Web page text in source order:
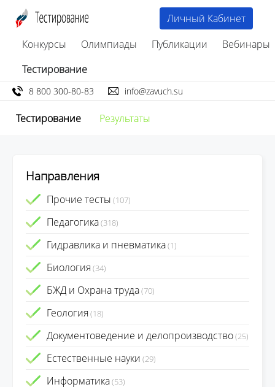
Конкурсы Олимпиады Публикации
Вебинары
Тестирование
Личный Кабинет
8 800 300-80-83 info@zavuch.su
Тестирование Результаты
Направления
Прочие тесты (107)
Педагогика(318)
Гидравлика и пневматика(1)
Биология (34)
БЖД и Охрана труда(70)
Геология (18)
Документоведение и делопроизводство(25)
Естественные науки (29)
Информатика(53)